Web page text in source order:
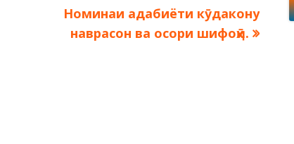
Следующая
запись:
Номинаи адабиёти кӯдакону
наврасон ва осори шифоҳӣ.